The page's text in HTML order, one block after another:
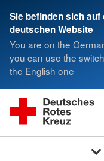
Sie befinden sich auf
deutschen Website
You are on the
you can use the
the English one